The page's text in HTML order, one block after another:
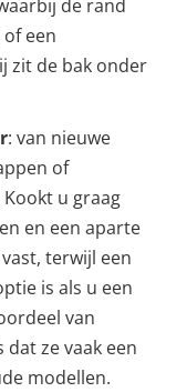
de rand
een
zit de bak onder
: van nieuwe
of
u graag
en een aparte
terwijl een
is als u een
van
ze vaak een
modellen.